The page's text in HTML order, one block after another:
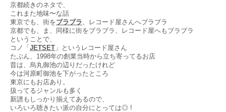
京都続きのネタで、
これまた地味〜な話
東京でも、街をブラブラ 、レコード屋さんへブラブラ
京都でも、ま、同様に街をブラブラ、レコード屋へもブラブラ
ということで、
コノ「 JETSET 」というレコード屋さん
たぶん、1998年の創業当時から立ち寄ってるお店
昔は、烏丸御池の辺りだったけれど
今は河原町御池を下がったところ
東京にもお店あり。
扱ってるジャンルも多く
新譜もしっかり揃えてあるので、
いろいろ聴きたい派の自分にとっては◎ !